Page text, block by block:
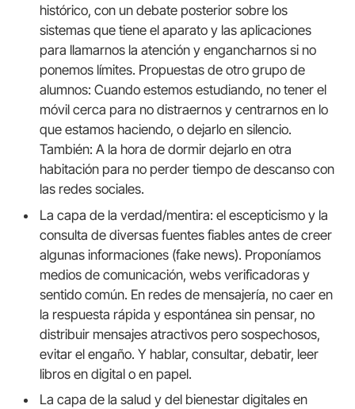
histórico, con un debate posterior sobre los
sistemas que tiene el aparato y las aplicaciones
para llamarnos la atención y engancharnos si no
ponemos límites. Propuestas de otro grupo de
alumnos: Cuando estemos estudiando, no tener el
móvil cerca para no distraernos y centrarnos en lo
que estamos haciendo, o dejarlo en silencio.
También: A la hora de dormir dejarlo en otra
habitación para no perder tiempo de descanso con
las redes sociales.
La capa de la verdad/mentira: el escepticismo y la
consulta de diversas fuentes fiables antes de creer
algunas informaciones (fake news). Proponíamos
medios de comunicación, webs verificadoras y
sentido común. En redes de mensajería, no caer en
la respuesta rápida y espontánea sin pensar, no
distribuir mensajes atractivos pero sospechosos,
evitar el engaño. Y hablar, consultar, debatir, leer
libros en digital o en papel.
La capa de la salud y del bienestar digitales en